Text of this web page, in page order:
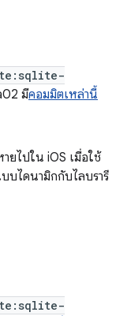
มีคอมมิตเหล่านี้
ไปใน iOS เมื่อใช้
บไดนามิกกับไลบรารี